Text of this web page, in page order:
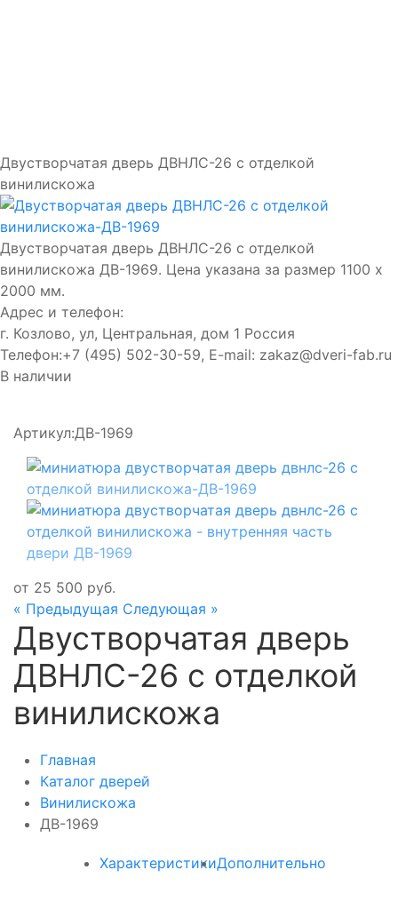
Двустворчатая дверь ДВНЛС-26 с отделкой
винилискожа
Двустворчатая дверь ДВНЛС-26 с отделкой
винилискожа ДВ-1969. Цена указана за размер 1100 х
2000 мм.
Адрес и телефон:
г. Козлово, ул, Центральная, дом 1 Россия
Телефон:+7 (495) 502-30-59, E-mail: zakaz@dveri-fab.ru
В наличии
Артикул:ДВ-1969
от 25 500 руб.
« Предыдущая Следующая »
Двустворчатая дверь
ДВНЛС-26 с отделкой
винилискожа
Главная
Каталог дверей
Винилискожа
ДВ-1969
ХарактеристикиДополнительно